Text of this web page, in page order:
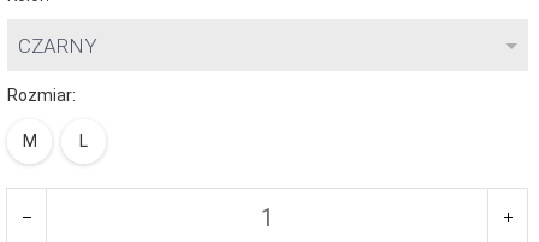
CZARNY
Rozmiar:
M L